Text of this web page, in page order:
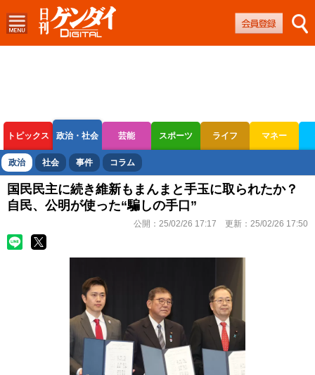
トピックス 政治・社会 芸能 スポーツ ライフ マネー
ボートレース 競輪 オートレース
政治 社会 事件 コラム
国民民主に続き維新もまんまと手玉に取られたか？
自民、公明が使った“騙しの手口”
公開： 25/02/26 17:17 更新： 25/02/26 17:50